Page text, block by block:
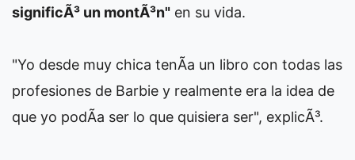
significÃ³ un montÃ³n" en su vida.
"Yo desde muy chica tenÃ­a un libro con todas las
profesiones de Barbie y realmente era la idea de
que yo podÃ­a ser lo que quisiera ser", explicÃ³.